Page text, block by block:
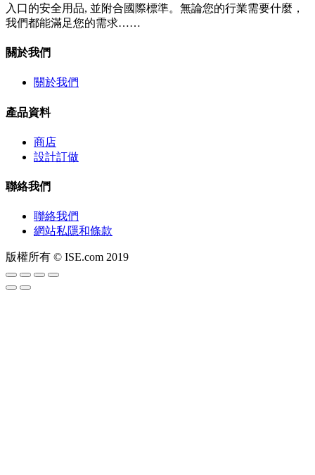
入口的安全用品, 並附合國際標準。無論您的行業需要什麼，
我們都能滿足您的需求……
關於我們
關於我們
產品資料
商店
設計訂做
聯絡我們
聯絡我們
網站私隱和條款
版權所有 © ISE.com 2019